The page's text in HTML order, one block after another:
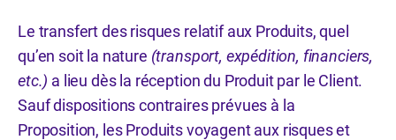
Le transfert des risques relatif aux Produits, quel
qu’en soit la nature (transport, expédition, financiers,
etc.) a lieu dès la réception du Produit par le Client.
Sauf dispositions contraires prévues à la
Proposition, les Produits voyagent aux risques et